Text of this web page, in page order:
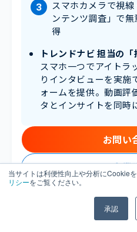
当サイトは利便性向上や分析にCookie
リシーをご覧ください。
承認
スマホカメラで視
ンテンツ調査」で
得
トレンドナビ 担当の「
スマホ一つでアイトラ
りインタビューを実施
ォームを提供。動画評
タとインサイトを同時
企業
お問い